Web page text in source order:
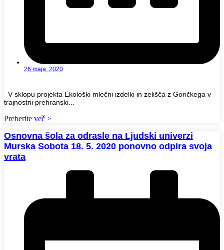
26 maja, 2020
V sklopu projekta Ekološki mlečni izdelki in zelišča z Goričkega v
trajnostni prehranski...
Preberite več >
Osnovna šola za odrasle na Ljudski univerzi
Murska Sobota 18. 5. 2020 ponovno odpira svoja
vrata